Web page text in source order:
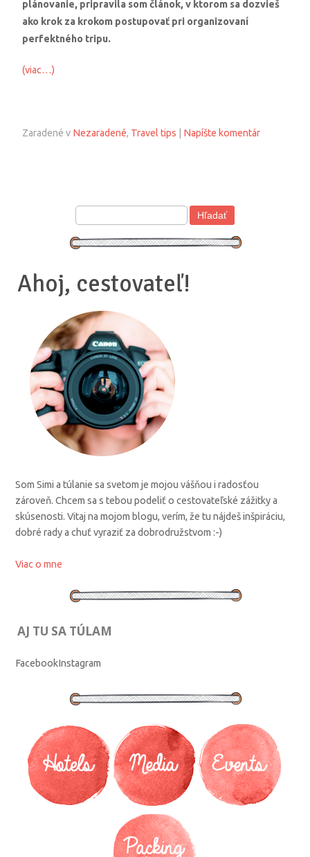
plánovanie, pripravila som článok, v ktorom sa dozvieš
ako krok za krokom postupovať pri organizovaní
perfektného tripu.
(viac…)
Zaradené v Nezaradené, Travel tips Napíšte komentár
Ahoj, cestovateľ!
Som Simi a túlanie sa svetom je mojou vášňou i radosťou
zároveň. Chcem sa s tebou podeliť o cestovateľské zážitky a
skúsenosti. Vitaj na mojom blogu, verím, že tu nájdeš inšpiráciu,
dobré rady a chuť vyraziť za dobrodružstvom :-)
Viac o mne
AJ TU SA TÚLAM
FacebookInstagram